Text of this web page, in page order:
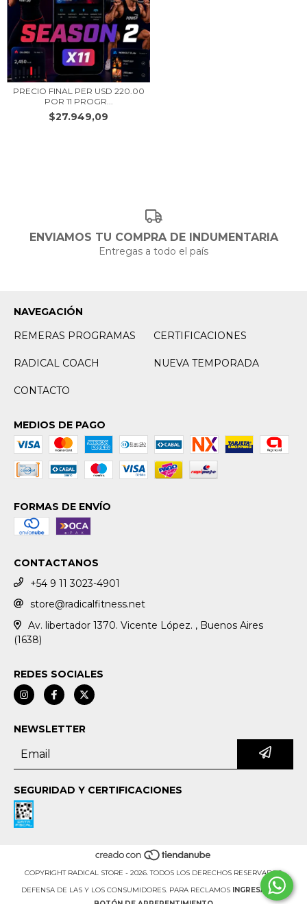
PRECIO FINAL PER USD 220.00
POR 11 PROGR...
$27.949,09
ENVIAMOS TU COMPRA DE INDUMENTARIA
Entregas a todo el país
NAVEGACIÓN
REMERAS PROGRAMAS
CERTIFICACIONES
RADICAL COACH NUEVA TEMPORADA
CONTACTO
MEDIOS DE PAGO
FORMAS DE ENVÍO
CONTACTANOS
+54 9 11 3023-4901
store@radicalfitness.net
Av. libertador 1370. Vicente López. , Buenos Aires
(1638)
REDES SOCIALES
NEWSLETTER
SEGURIDAD Y CERTIFICACIONES
COPYRIGHT RADICAL STORE - 2026. TODOS LOS DERECHOS RESERVADOS.
DEFENSA DE LAS Y LOS CONSUMIDORES. PARA RECLAMOS
INGRESÁ ACÁ.